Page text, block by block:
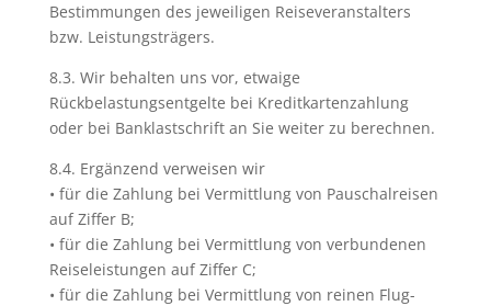
Bestimmungen des jeweiligen Reiseveranstalters
bzw. Leistungsträgers.
8.3. Wir behalten uns vor, etwaige
Rückbelastungsentgelte bei Kreditkartenzahlung
oder bei Banklastschrift an Sie weiter zu berechnen.
8.4. Ergänzend verweisen wir
• für die Zahlung bei Vermittlung von Pauschalreisen
auf Ziffer B;
• für die Zahlung bei Vermittlung von verbundenen
Reiseleistungen auf Ziffer C;
• für die Zahlung bei Vermittlung von reinen Flug-